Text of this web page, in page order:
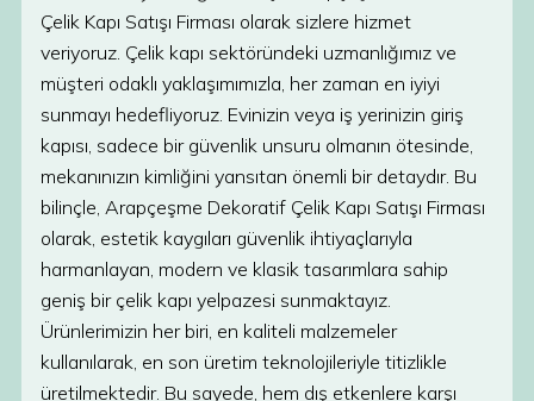
Çelik Kapı Satışı Firması olarak sizlere hizmet
veriyoruz. Çelik kapı sektöründeki uzmanlığımız ve
müşteri odaklı yaklaşımımızla, her zaman en iyiyi
sunmayı hedefliyoruz. Evinizin veya iş yerinizin giriş
kapısı, sadece bir güvenlik unsuru olmanın ötesinde,
mekanınızın kimliğini yansıtan önemli bir detaydır. Bu
bilinçle, Arapçeşme Dekoratif Çelik Kapı Satışı Firması
olarak, estetik kaygıları güvenlik ihtiyaçlarıyla
harmanlayan, modern ve klasik tasarımlara sahip
geniş bir çelik kapı yelpazesi sunmaktayız.
Ürünlerimizin her biri, en kaliteli malzemeler
kullanılarak, en son üretim teknolojileriyle titizlikle
üretilmektedir. Bu sayede, hem dış etkenlere karşı